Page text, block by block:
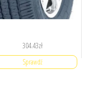
304.43zł
Sprawdź